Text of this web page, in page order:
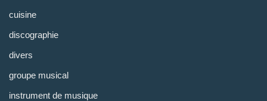
cuisine
discographie
divers
groupe musical
instrument de musique